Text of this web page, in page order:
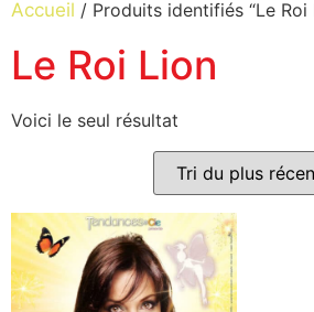
Accueil / Produits identifiés “Le Roi
Le Roi Lion
Voici le seul résultat